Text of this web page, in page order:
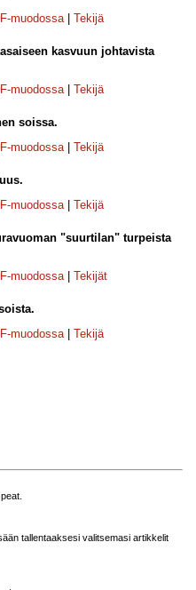
muodossa| Tekijä
kasvuun johtavista
muodossa| Tekijä
soissa.
muodossa| Tekijä
muodossa| Tekijä
"suurtilan" turpeista
muodossa| Tekijät
muodossa| Tekijä
tallentaaksesi valitsemasi artikkelit